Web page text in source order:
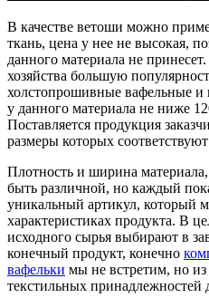
В качестве ветоши можно
ткань, цена у нее не высокая,
данного материала не
хозяйства большую
холстопрошивные вафельные и
у данного материала не ниже
Поставляется продукция
размеры которых
Плотность и ширина
быть различной, но каждый
уникальный артикул, который
характеристиках продукта. В
исходного сырья выбирают в
конечный продукт, конечно
вафельки мы не встретим, но
текстильных принадлежностей